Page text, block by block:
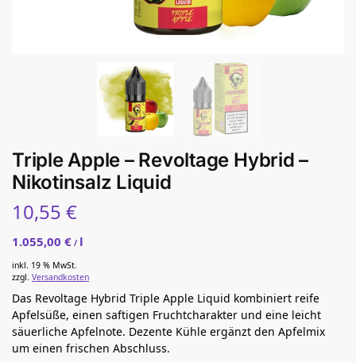
Triple Apple – Revoltage Hybrid –
Nikotinsalz Liquid
10,55 €
1.055,00 € / l
inkl. 19 % MwSt.
zzgl. Versandkosten
Das Revoltage Hybrid Triple Apple Liquid kombiniert reife
Apfelsüße, einen saftigen Fruchtcharakter und eine leicht
säuerliche Apfelnote. Dezente Kühle ergänzt den Apfelmix
um einen frischen Abschluss.